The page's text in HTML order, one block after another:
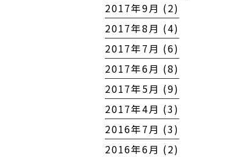
2017年9月 (2)
2017年8月 (4)
2017年7月 (6)
2017年6月 (8)
2017年5月 (9)
2017年4月 (3)
2016年7月 (3)
2016年6月 (2)